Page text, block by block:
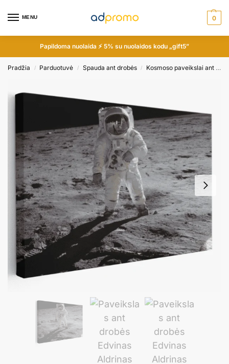
MENU 0
Papildoma nuolaida ⚡ 5% su nuolaidos kodu „gift5”
Pradžia / Parduotuvė / Spauda ant drobės / Kosmoso paveikslai ant drobės